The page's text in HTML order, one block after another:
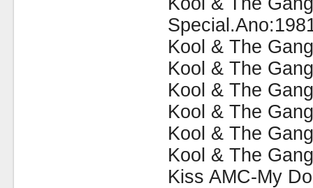
Kool & The
Kool & The
Kool & The
Kool & The
Kool & The
Kool & The
Kiss AMC-My